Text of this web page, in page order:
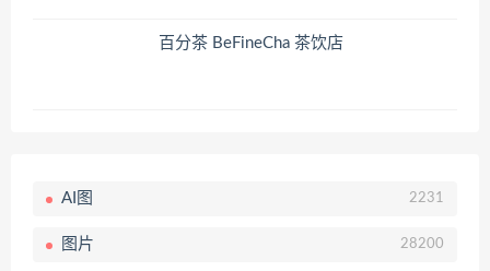
百分茶 BeFineCha 茶饮店
AI图 2231
图片 28200